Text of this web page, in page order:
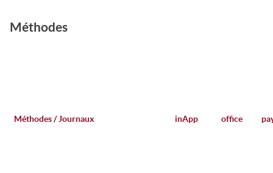
Méthodes
Méthodes / Journaux inApp office